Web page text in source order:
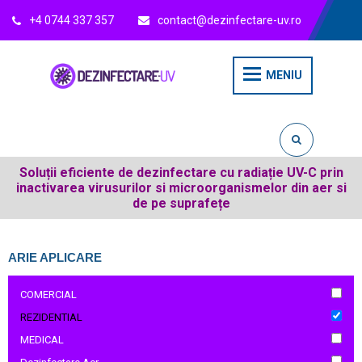
+4 0744 337 357 contact@dezinfectare-uv.ro
MENIU
Soluții eficiente de dezinfectare cu radiație UV-C prin
inactivarea virusurilor si microorganismelor din aer si
de pe suprafețe
ARIE APLICARE
Apply COMERCIAL filter
COMERCIAL
Remove REZIDENTIAL filter
REZIDENTIAL
Apply MEDICAL filter
MEDICAL